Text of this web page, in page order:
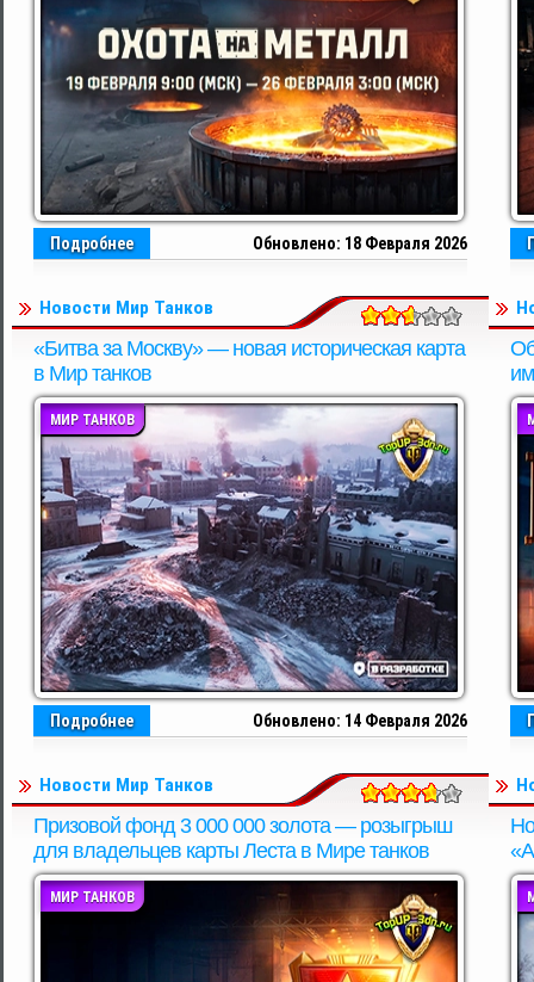
Обновлено: 18 Февраля 2026
Подробнее
Новости Мир Танков
«Битва за Москву» — новая историческая карта
в Мир танков
МИР ТАНКОВ
Обновлено: 14 Февраля 2026
Подробнее
Новости Мир Танков
Призовой фонд 3 000 000 золота — розыгрыш
для владельцев карты Леста в Мире танков
МИР ТАНКОВ